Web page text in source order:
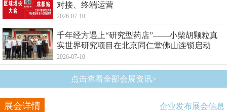
对接、终端运营
2026-07-10
千年经方遇上“研究型药店”——小柴胡颗粒真
实世界研究项目在北京同仁堂佛山连锁启动
2026-07-10
点击查看全部会展资讯>
展会详情 企业发布展会信息